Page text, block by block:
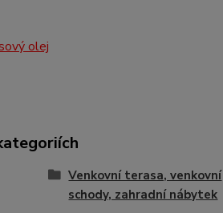
olej
Venkovní terasa, venkovní
schody, zahradní nábytek